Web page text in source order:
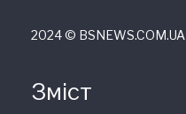
2024 © ВSNEWS.COM.UA
Зміст